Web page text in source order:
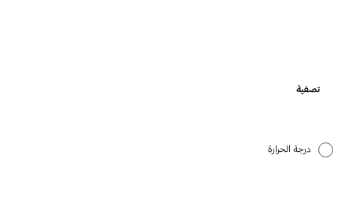
تصفية
درجة الحرارة